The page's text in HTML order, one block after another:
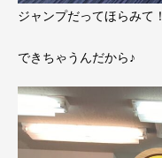
ジャンプだってほらみて！
できちゃうんだから♪